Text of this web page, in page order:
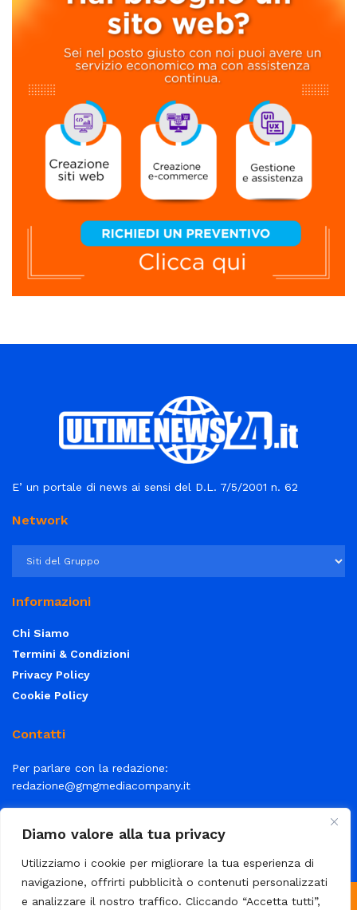
Diamo valore alla tua privacy
Utilizziamo i cookie per migliorare la tua esperienza di
navigazione, offrirti pubblicità o contenuti personalizzati
e analizzare il nostro traffico. Cliccando “Accetta tutti”,
E’ un portale di news ai sensi del D.L. 7/5/2001 n. 62
Network
Informazioni
Chi Siamo
Termini & Condizioni
Privacy Policy
Cookie Policy
Contatti
Per parlare con la redazione:
redazione@gmgmediacompany.it